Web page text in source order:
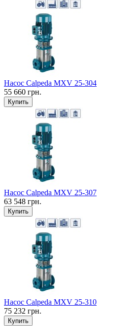
Насос Calpeda MXV 25-304
55 660 грн.
Купить
Насос Calpeda MXV 25-307
63 548 грн.
Купить
Насос Calpeda MXV 25-310
75 232 грн.
Купить